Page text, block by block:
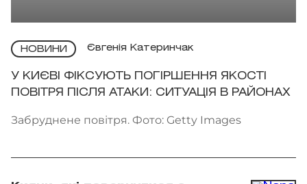
НОВИНИ Євгенія Катеринчак
У КИЄВІ ФІКСУЮТЬ ПОГІРШЕННЯ ЯКОСТІ
ПОВІТРЯ ПІСЛЯ АТАКИ: СИТУАЦІЯ В РАЙОНАХ
Забруднене повітря. Фото: Getty Images